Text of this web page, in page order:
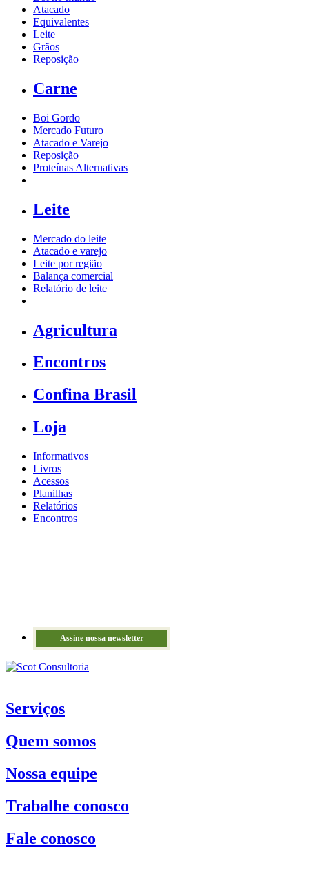
Atacado
Equivalentes
Leite
Grãos
Reposição
Carne
Boi Gordo
Mercado Futuro
Atacado e Varejo
Reposição
Proteínas Alternativas
Leite
Mercado do leite
Atacado e varejo
Leite por região
Balança comercial
Relatório de leite
Agricultura
Encontros
Confina Brasil
Loja
Informativos
Livros
Acessos
Planilhas
Relatórios
Encontros
Assine nossa newsletter
Serviços
Quem somos
Nossa equipe
Trabalhe conosco
Fale conosco